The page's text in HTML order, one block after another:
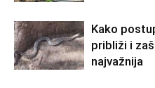
Kako
približi i
najvažnija